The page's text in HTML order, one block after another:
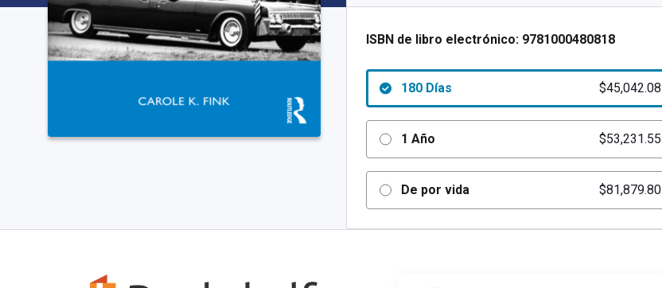
ISBN de libro electrónico: 9781000480818
180 Días $45,042.08
1 Año $53,231.55
De por vida $81,879.80